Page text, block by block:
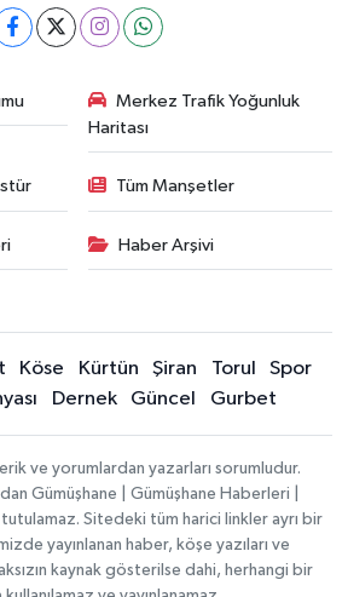
Merkez Trafik Yoğunluk
Haritası
Tüm Manşetler
Haber Arşivi
Köse Kürtün Şiran Torul
Spor
Dernek Güncel Gurbet
ve yorumlardan yazarları sorumludur.
Gümüşhane | Gümüşhane Haberleri |
Sitedeki tüm harici linkler ayrı bir
yayınlanan haber, köşe yazıları ve
kaynak gösterilse dahi, herhangi bir